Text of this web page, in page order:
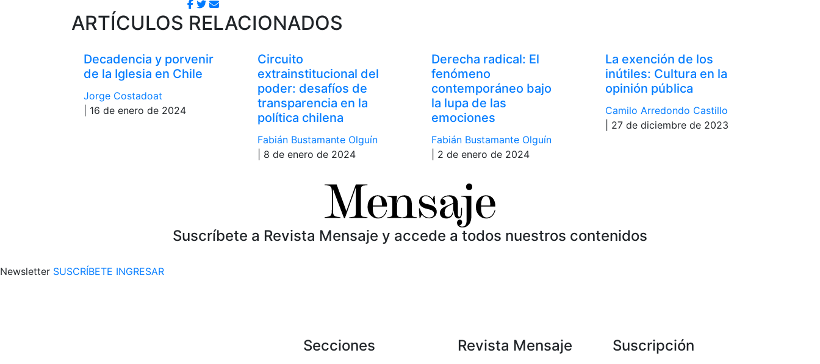
ARTÍCULOS RELACIONADOS
Decadencia y porvenir
de la Iglesia en Chile
Jorge Costadoat
| 16 de enero de 2024
Circuito
extrainstitucional del
poder: desafíos de
transparencia en la
política chilena
Fabián Bustamante Olguín
| 8 de enero de 2024
Derecha radical: El
fenómeno
contemporáneo bajo
la lupa de las
emociones
Fabián Bustamante Olguín
| 2 de enero de 2024
La exención de los
inútiles: Cultura en la
opinión pública
Camilo Arredondo Castillo
| 27 de diciembre de 2023
Suscríbete a Revista Mensaje y accede a todos nuestros contenidos
Newsletter SUSCRÍBETE INGRESAR
Secciones Revista Mensaje Suscripción